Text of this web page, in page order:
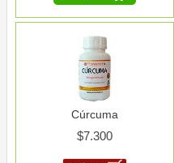
privacidad
Cúrcuma
$7.300